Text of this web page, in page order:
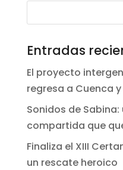
Entradas
El proyecto
regresa a Cuenca
Sonidos de
compartida que
Finaliza el XIII
un rescate heroico